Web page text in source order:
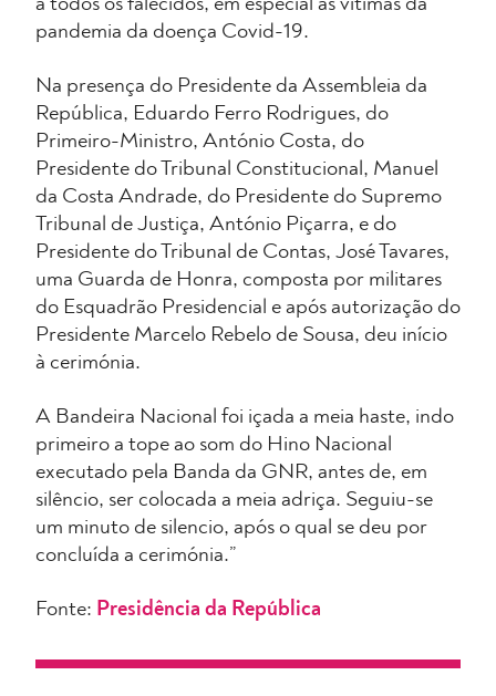
a todos os falecidos, em especial às vítimas da
pandemia da doença Covid-19.
Na presença do Presidente da Assembleia da
República, Eduardo Ferro Rodrigues, do
Primeiro-Ministro, António Costa, do
Presidente do Tribunal Constitucional, Manuel
da Costa Andrade, do Presidente do Supremo
Tribunal de Justiça, António Piçarra, e do
Presidente do Tribunal de Contas, José Tavares,
uma Guarda de Honra, composta por militares
do Esquadrão Presidencial e após autorização do
Presidente Marcelo Rebelo de Sousa, deu início
à cerimónia.
A Bandeira Nacional foi içada a meia haste, indo
primeiro a tope ao som do Hino Nacional
executado pela Banda da GNR, antes de, em
silêncio, ser colocada a meia adriça. Seguiu-se
um minuto de silencio, após o qual se deu por
concluída a cerimónia.”
Fonte: Presidência da República